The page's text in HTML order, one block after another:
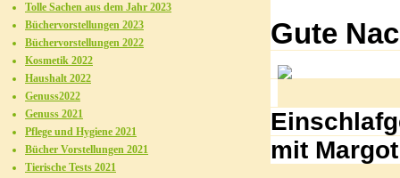
Gute
mit
Tolle Sachen aus dem Jahr 2023
Büchervorstellungen 2023
Büchervorstellungen 2022
Kosmetik 2022
Haushalt 2022
Genuss2022
Genuss 2021
Pflege und Hygiene 2021
Bücher Vorstellungen 2021
Tierische Tests 2021